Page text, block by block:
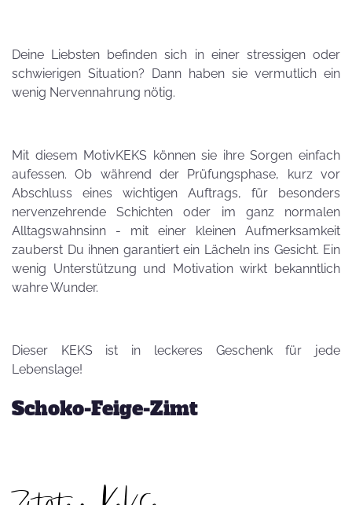
Deine Liebsten befinden sich in einer stressigen oder
schwierigen Situation? Dann haben sie vermutlich ein
wenig Nervennahrung nötig.
Mit diesem MotivKEKS können sie ihre Sorgen einfach
aufessen. Ob während der Prüfungsphase, kurz vor
Abschluss eines wichtigen Auftrags, für besonders
nervenzehrende Schichten oder im ganz normalen
Alltagswahnsinn - mit einer kleinen Aufmerksamkeit
zauberst Du ihnen garantiert ein Lächeln ins Gesicht. Ein
wenig Unterstützung und Motivation wirkt bekanntlich
wahre Wunder.
Dieser KEKS ist in leckeres Geschenk für jede
Lebenslage!
Schoko-Feige-Zimt